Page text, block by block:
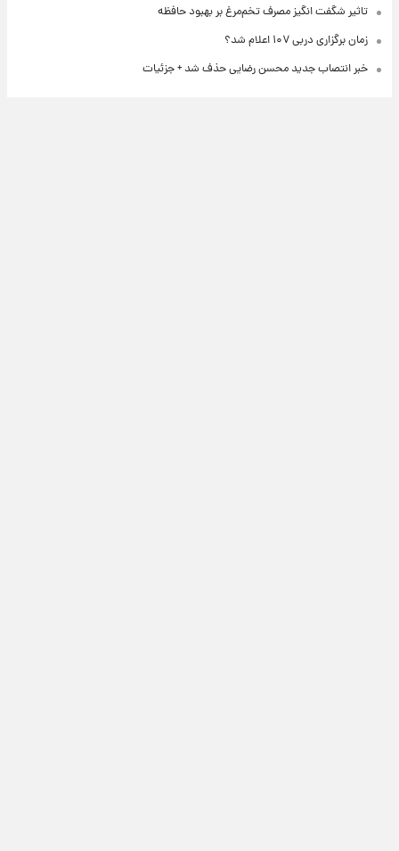
تاثیر شگفت انگیز مصرف تخم‌مرغ بر بهبود حافظه
زمان برگزاری دربی ۱۰۷ اعلام شد؟
خبر انتصاب جدید محسن رضایی حذف شد + جزئیات